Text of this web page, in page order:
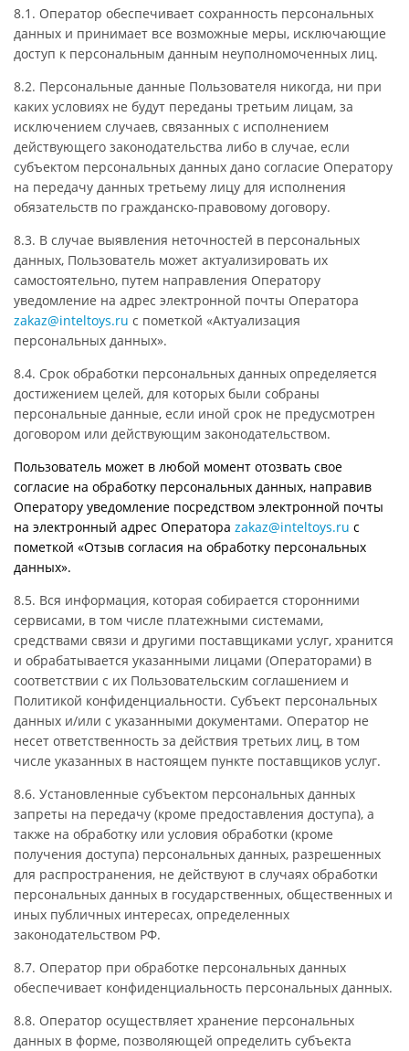
8.1. Оператор обеспечивает сохранность персональных
данных и принимает все возможные меры, исключающие
доступ к персональным данным неуполномоченных лиц.
8.2. Персональные данные Пользователя никогда, ни при
каких условиях не будут переданы третьим лицам, за
исключением случаев, связанных с исполнением
действующего законодательства либо в случае, если
субъектом персональных данных дано согласие Оператору
на передачу данных третьему лицу для исполнения
обязательств по гражданско-правовому договору.
8.3. В случае выявления неточностей в персональных
данных, Пользователь может актуализировать их
самостоятельно, путем направления Оператору
уведомление на адрес электронной почты Оператора
zakaz@inteltoys.ru с пометкой «Актуализация
персональных данных».
8.4. Срок обработки персональных данных определяется
достижением целей, для которых были собраны
персональные данные, если иной срок не предусмотрен
договором или действующим законодательством.
Пользователь может в любой момент отозвать свое
согласие на обработку персональных данных, направив
Оператору уведомление посредством электронной почты
на электронный адрес Оператора zakaz@inteltoys.ru с
пометкой «Отзыв согласия на обработку персональных
данных».
8.5. Вся информация, которая собирается сторонними
сервисами, в том числе платежными системами,
средствами связи и другими поставщиками услуг, хранится
и обрабатывается указанными лицами (Операторами) в
соответствии с их Пользовательским соглашением и
Политикой конфиденциальности. Субъект персональных
данных и/или с указанными документами. Оператор не
несет ответственность за действия третьих лиц, в том
числе указанных в настоящем пункте поставщиков услуг.
8.6. Установленные субъектом персональных данных
запреты на передачу (кроме предоставления доступа), а
также на обработку или условия обработки (кроме
получения доступа) персональных данных, разрешенных
для распространения, не действуют в случаях обработки
персональных данных в государственных, общественных и
иных публичных интересах, определенных
законодательством РФ.
8.7. Оператор при обработке персональных данных
обеспечивает конфиденциальность персональных данных.
8.8. Оператор осуществляет хранение персональных
данных в форме, позволяющей определить субъекта